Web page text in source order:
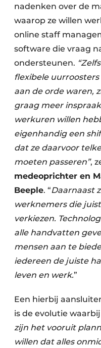
Renovatie
Software
Toegangscontrole
Veiligheid &
Zonwering
nadenken over de
waarop ze willen
online staff
software die vraag
ondersteunen.
flexibele
aan de orde waren,
graag meer
werkuren willen
eigenhandig een
dat ze daarvoor
moeten passeren”,
medeoprichter en
Beeple. “Daarnaast
werknemers die
verkiezen.
alle handvatten
mensen aan te
iedereen de juiste
leven en werk.”
Een hierbij
is de evolutie
zijn het vooruit
willen dat alles